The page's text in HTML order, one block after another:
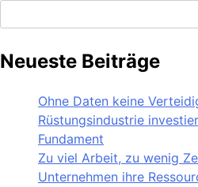
Neueste Beiträge
Ohne Daten keine
Rüstungsindustrie
Fundament
Zu viel Arbeit, zu wenig
Unternehmen ihre